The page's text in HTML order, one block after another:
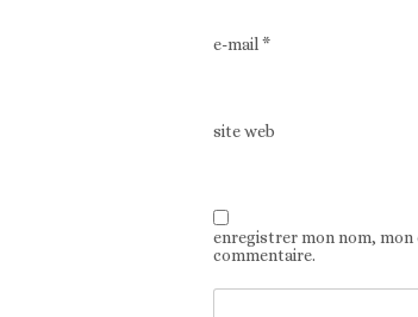
e-mail *
site web
enregistrer mon nom,
commentaire.